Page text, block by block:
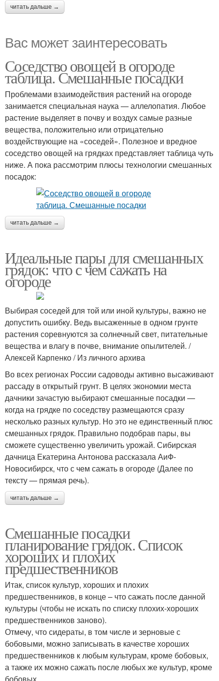
читать дальше →
Вас может заинтересовать
Соседство овощей в огороде
таблица. Смешанные посадки
Проблемами взаимодействия растений на огороде
занимается специальная наука — аллелопатия. Любое
растение выделяет в почву и воздух самые разные
вещества, положительно или отрицательно
воздействующие на «соседей». Полезное и вредное
соседство овощей на грядках представляет таблица чуть
ниже. А пока рассмотрим плюсы технологии смешанных
посадок:
читать дальше →
Идеальные пары для смешанных
грядок: что с чем сажать на
огороде
Выбирая соседей для той или иной культуры, важно не
допустить ошибку. Ведь высаженные в одном грунте
растения соревнуются за солнечный свет, питательные
вещества и влагу в почве, внимание опылителей. /
Алексей Карпенко / Из личного архива
Во всех регионах России садоводы активно высаживают
рассаду в открытый грунт. В целях экономии места
дачники зачастую выбирают смешанные посадки —
когда на грядке по соседству размещаются сразу
несколько разных культур. Но это не единственный плюс
смешанных грядок. Правильно подобрав пары, вы
сможете существенно увеличить урожай. Сибирская
дачница Екатерина Антонова рассказала АиФ-
Новосибирск, что с чем сажать в огороде (Далее по
тексту — прямая речь).
читать дальше →
Смешанные посадки
планирование грядок. Список
хороших и плохих
предшественников
Итак, список культур, хороших и плохих
предшественников, в конце – что сажать после данной
культуры (чтобы не искать по списку плохих-хороших
предшественников заново).
Отмечу, что сидераты, в том числе и зерновые с
бобовыми, можно записывать в качестве хороших
предшественников к любым культурам, кроме бобовых,
а также их можно сажать после любых же культур, кроме